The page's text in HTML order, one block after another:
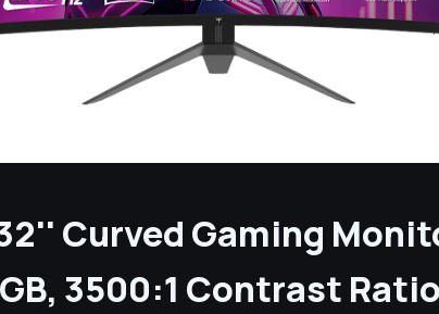
Curved Gaming
3500:1 Contrast